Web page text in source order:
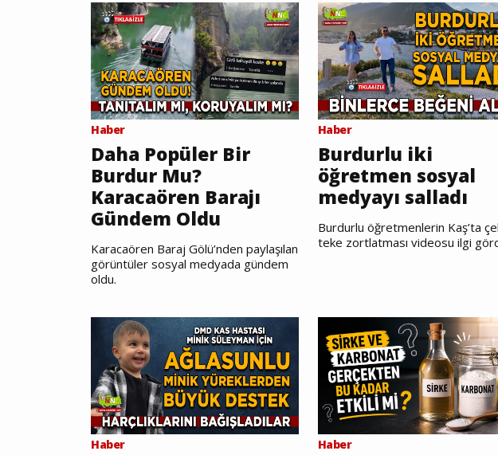
Haber
Daha Popüler Bir
Burdur Mu?
Karacaören Barajı
Gündem Oldu
Karacaören Baraj Gölü’nden paylaşılan
görüntüler sosyal medyada gündem
oldu.
Haber
Burdurlu iki
öğretmen sosyal
medyayı salladı
Burdurlu öğretmenlerin Kaş’ta
teke zortlatması videosu ilgi
Haber Haber